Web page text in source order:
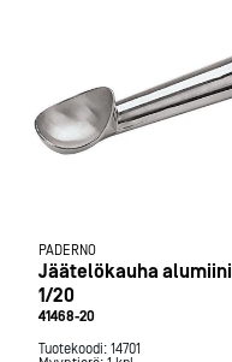
PADERNO
Jäätelökauha alumiini
1/20
41468-20
Tuotekoodi: 14701